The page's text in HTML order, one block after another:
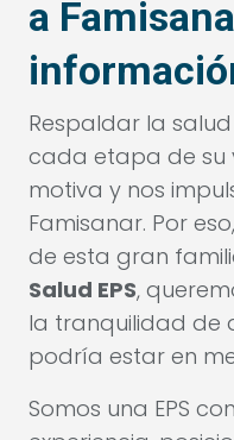
a
Respaldar la
cada etapa de su
motiva y nos
Famisanar. Por
de esta gran
Salud EPS,
la tranquilidad de
podría estar en
Somos una EPS